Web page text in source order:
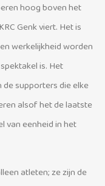
hoog boven het
Genk viert. Het is
werkelijkheid worden
is. Het
supporters die elke
alsof het de laatste
van eenheid in het
atleten; ze zijn de